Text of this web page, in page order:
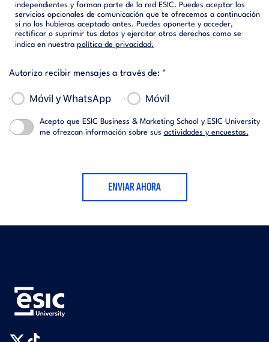
independientes y forman parte de la red ESIC. Puedes aceptar los
servicios opcionales de comunicación que te ofrecemos a continuación
si no los hubieras aceptado antes. Puedes oponerte y acceder,
rectificar o suprimir tus datos y ejercitar otros derechos como se
indica en nuestra política de privacidad.
Autorizo recibir mensajes a través de: *
Móvil y WhatsApp Móvil
Acepto que ESIC Business & Marketing School y ESIC University
me ofrezcan información sobre sus actividades y encuestas.
ENVIAR AHORA